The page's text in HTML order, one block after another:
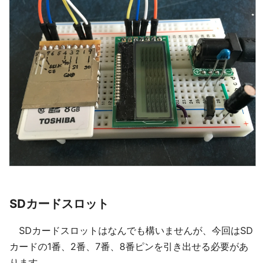
SDカードスロット
SDカードスロットはなんでも構いませんが、今回はSD
カードの1番、2番、7番、8番ピンを引き出せる必要があ